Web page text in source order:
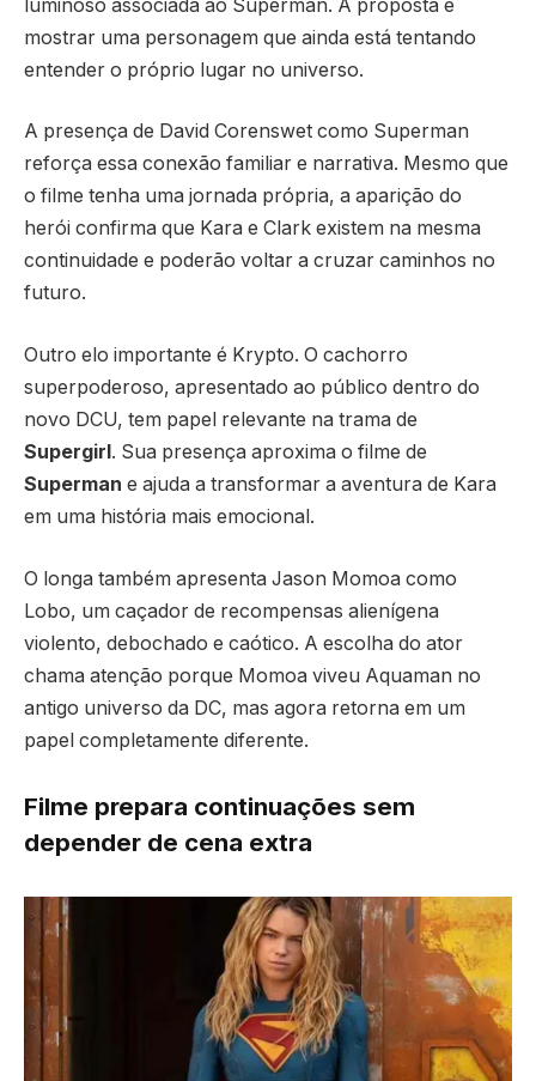
luminoso associada ao Superman. A proposta é
mostrar uma personagem que ainda está tentando
entender o próprio lugar no universo.
A presença de David Corenswet como Superman
reforça essa conexão familiar e narrativa. Mesmo que
o filme tenha uma jornada própria, a aparição do
herói confirma que Kara e Clark existem na mesma
continuidade e poderão voltar a cruzar caminhos no
futuro.
Outro elo importante é Krypto. O cachorro
superpoderoso, apresentado ao público dentro do
novo DCU, tem papel relevante na trama de
Supergirl. Sua presença aproxima o filme de
Superman e ajuda a transformar a aventura de Kara
em uma história mais emocional.
O longa também apresenta Jason Momoa como
Lobo, um caçador de recompensas alienígena
violento, debochado e caótico. A escolha do ator
chama atenção porque Momoa viveu Aquaman no
antigo universo da DC, mas agora retorna em um
papel completamente diferente.
Filme prepara continuações sem
depender de cena extra